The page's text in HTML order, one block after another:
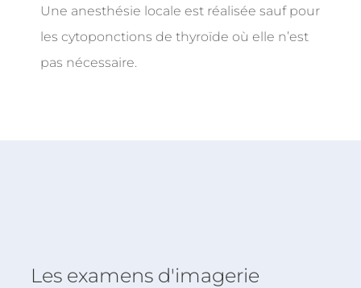
Une anesthésie locale est réalisée sauf pour
les cytoponctions de thyroïde où elle n’est
pas nécessaire.
Les examens d'imagerie